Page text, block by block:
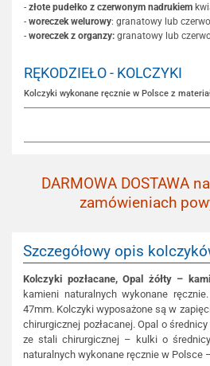
- złote pudełko z czerwonym nadrukiem
- woreczek welurowy: granatowy lub
- woreczek z organzy: granatowy lub
RĘKODZIEŁO - KOLCZYKI
Kolczyki wykonane ręcznie w Polsce z
DARMOWA DOSTAWA
zamówieniach
Szczegółowy opis
Kolczyki pozłacane, Opal żółty –
kamieni naturalnych wykonane
47mm. Kolczyki wyposażone są w
chirurgicznej pozłacanej. Opal o
ze stali chirurgicznej – kulki o
naturalnych wykonane ręcznie w Polsce